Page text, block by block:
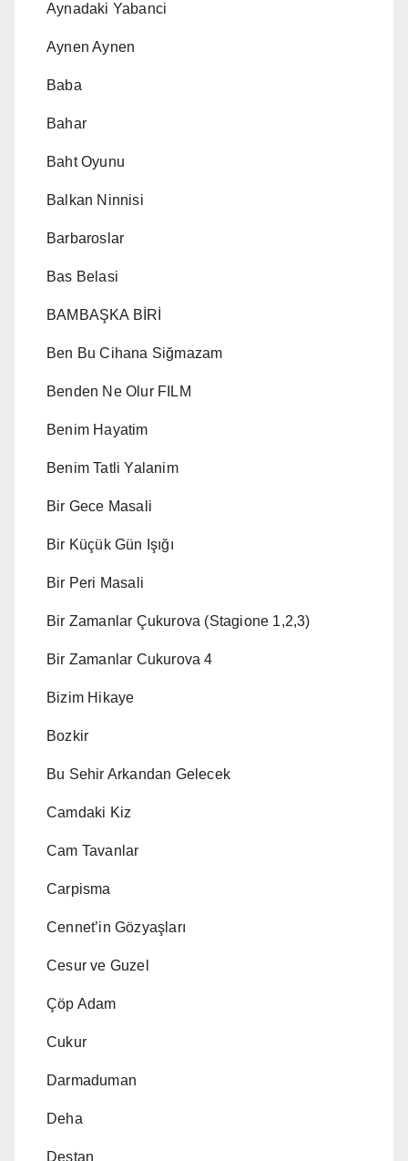
Aynadaki Yabanci
Aynen Aynen
Baba
Bahar
Baht Oyunu
Balkan Ninnisi
Barbaroslar
Bas Belasi
BAMBAŞKA BİRİ
Ben Bu Cihana Siğmazam
Benden Ne Olur FILM
Benim Hayatim
Benim Tatli Yalanim
Bir Gece Masali
Bir Küçük Gün Işığı
Bir Peri Masali
Bir Zamanlar Çukurova (Stagione 1,2,3)
Bir Zamanlar Cukurova 4
Bizim Hikaye
Bozkir
Bu Sehir Arkandan Gelecek
Camdaki Kiz
Cam Tavanlar
Carpisma
Cennet’in Gözyaşları
Cesur ve Guzel
Çöp Adam
Cukur
Darmaduman
Deha
Destan